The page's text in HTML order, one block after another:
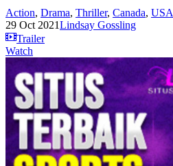
Action, Drama, Thriller, Canada, USA
29 Oct 2021Lindsay Gossling
Trailer
Watch